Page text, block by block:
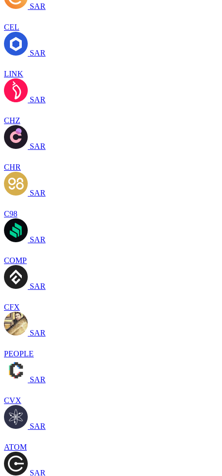
SAR
CEL
SAR
LINK
SAR
CHZ
SAR
CHR
SAR
C98
SAR
COMP
SAR
CFX
SAR
PEOPLE
SAR
CVX
SAR
ATOM
SAR